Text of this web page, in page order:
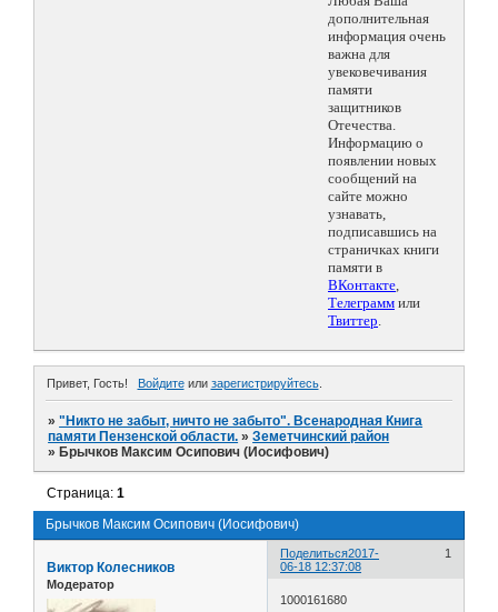
дополнительная
информация очень
важна для
увековечивания
памяти
защитников
Отечества.
Информацию о
появлении новых
сообщений на
сайте можно
узнавать,
подписавшись на
страничках книги
памяти в
ВКонтакте,
Телеграмм или
Твиттер.
Привет, Гость! Войдитеили зарегистрируйтесь.
»"Никто не забыт, ничто не забыто". Всенародная Книга
памяти Пензенской области. »Земетчинский район
» Брычков Максим Осипович (Иосифович)
Брычков Максим Осипович (Иосифович)
Страница:1
Поделиться 1
2017-
06-18 12:37:08
Виктор Колесников
Модератор
1000161680